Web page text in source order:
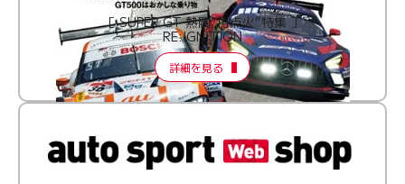
［ SUPER GT 熱闘“再点火”特集 ］
RE:IGNITION
詳細を見る